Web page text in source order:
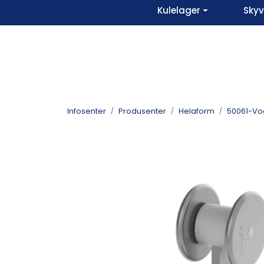
Kulelager
Infosenter Produsenter Helaform 50061-